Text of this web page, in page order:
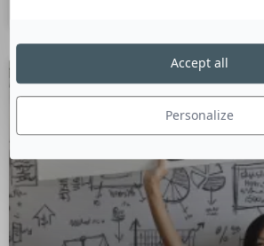
Personalize
Accept all